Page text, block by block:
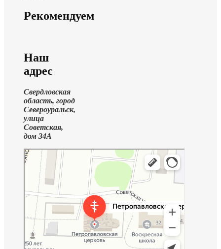
Рекомендуем
Наш
адрес
Свердловская
область, город
Североуральск,
улица
Советская,
дом 34А